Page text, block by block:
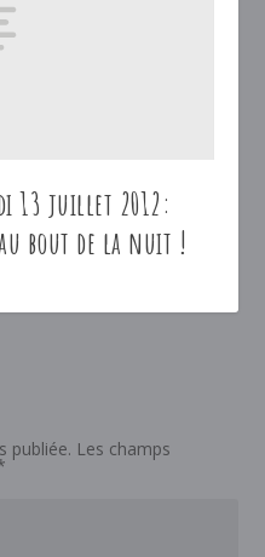
13 juillet 2012:
bout de la nuit !
publiée. Les champs